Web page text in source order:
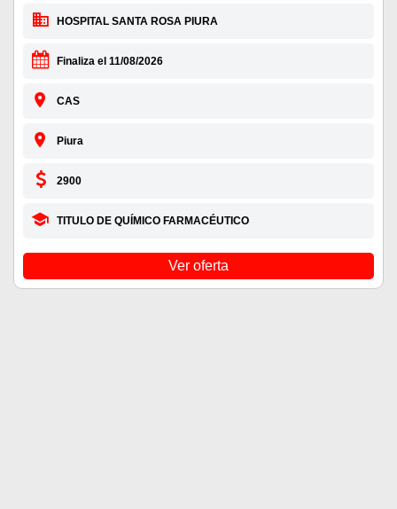
HOSPITAL SANTA ROSA PIURA
Finaliza el 11/08/2026
CAS
Piura
2900
TITULO DE QUÍMICO FARMACÉUTICO
Ver oferta